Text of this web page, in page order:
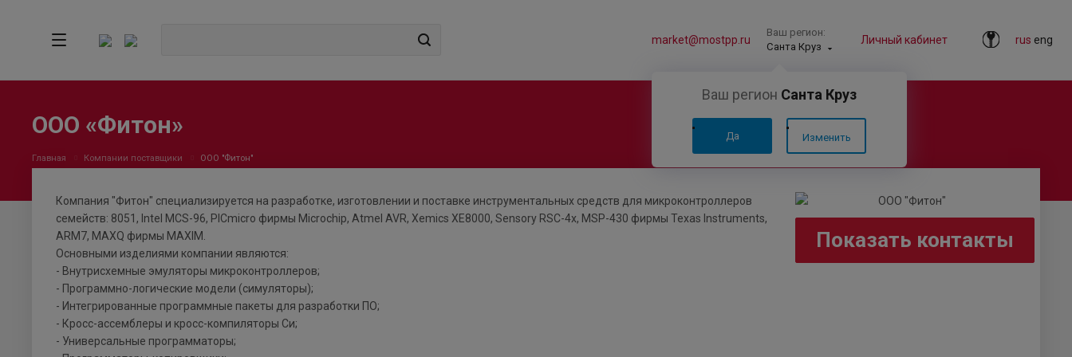
rus eng
Личный кабинет
Ваш регион:
Санта Круз
Ваш регион Санта Круз
Да Изменить
market@mostpp.ru
ООО «Фитон»
Главная Компании поставщики ООО "Фитон"
Показать контакты
Компания "Фитон" специализируется на разработке, изготовлении и поставке инструментальных средств для микроконтроллеров
семейств: 8051, Intel MCS-96, PICmicro фирмы Microchip, Atmel AVR, Xemics XE8000, Sensory RSC-4x, MSP-430 фирмы Texas Instruments,
ARM7, MAXQ фирмы MAXIM.
Основными изделиями компании являются:
- Внутрисхемные эмуляторы микроконтроллеров;
- Программно-логические модели (симуляторы);
- Интегрированные программные пакеты для разработки ПО;
- Кросс-ассемблеры и кросс-компиляторы Си;
- Универсальные программаторы;